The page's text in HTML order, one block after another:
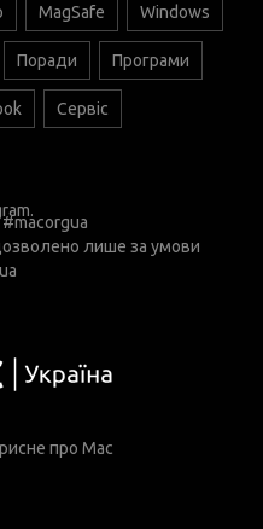
MagSafe Windows
Поради Програми
Сервіс
#macorgua
лише за умови
про Mac